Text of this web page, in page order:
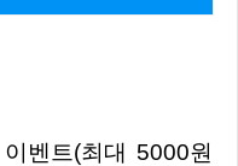
벤트(최대 5000원